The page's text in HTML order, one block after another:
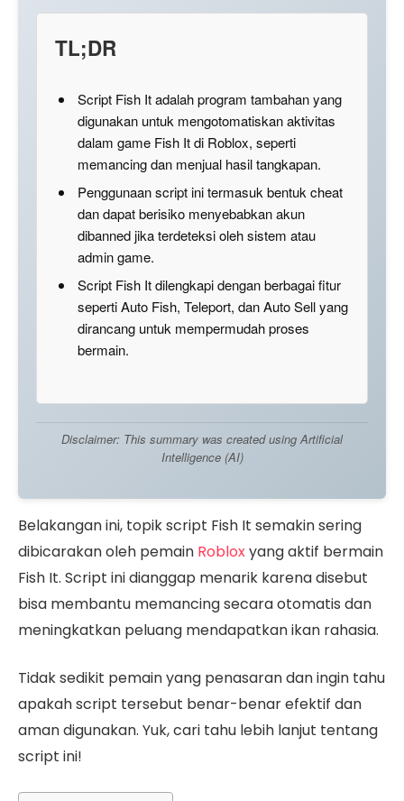
TL;DR
Script Fish It adalah program tambahan yang
digunakan untuk mengotomatiskan aktivitas
dalam game Fish It di Roblox, seperti
memancing dan menjual hasil tangkapan.
Penggunaan script ini termasuk bentuk cheat
dan dapat berisiko menyebabkan akun
dibanned jika terdeteksi oleh sistem atau
admin game.
Script Fish It dilengkapi dengan berbagai fitur
seperti Auto Fish, Teleport, dan Auto Sell yang
dirancang untuk mempermudah proses
bermain.
Disclaimer: This summary was created using Artificial
Intelligence (AI)
Belakangan ini, topik script Fish It semakin sering
dibicarakan oleh pemain Robloxyang aktif bermain
Fish It. Script ini dianggap menarik karena disebut
bisa membantu memancing secara otomatis dan
meningkatkan peluang mendapatkan ikan rahasia.
Tidak sedikit pemain yang penasaran dan ingin tahu
apakah script tersebut benar-benar efektif dan
aman digunakan. Yuk, cari tahu lebih lanjut tentang
script ini!